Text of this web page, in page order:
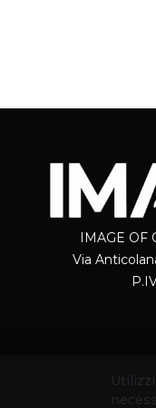
IMAGE OF
Via